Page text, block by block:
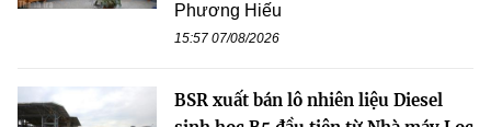
Phương Hiếu
15:57 07/08/2026
BSR xuất bán lô nhiên liệu Diesel